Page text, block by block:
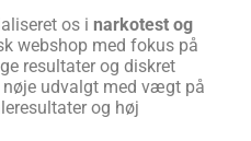
os i narkotest og
webshop med fokus på
resultater og diskret
nøje udvalgt med vægt på
og høj